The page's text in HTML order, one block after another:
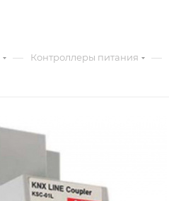
— Контроллеры питания —